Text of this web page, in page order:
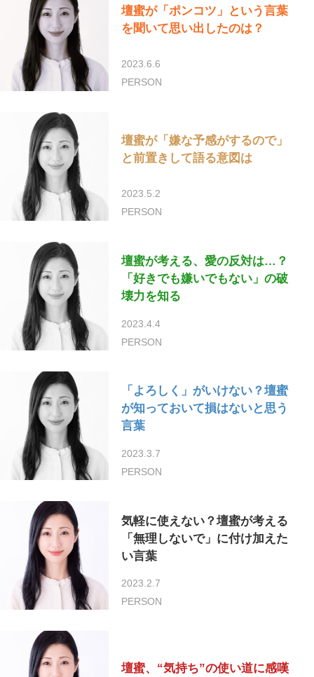
壇蜜が「ポンコツ」という言葉
を聞いて思い出したのは？
2023.6.6
PERSON
壇蜜が「嫌な予感がするので」
と前置きして語る意図は
2023.5.2
PERSON
壇蜜が考える、愛の反対は…？
「好きでも嫌いでもない」の破
壊力を知る
2023.4.4
PERSON
「よろしく」がいけない？壇蜜
が知っておいて損はないと思う
言葉
2023.3.7
PERSON
気軽に使えない？壇蜜が考える
「無理しないで」に付け加えた
い言葉
2023.2.7
PERSON
壇蜜、“気持ち”の使い道に感嘆